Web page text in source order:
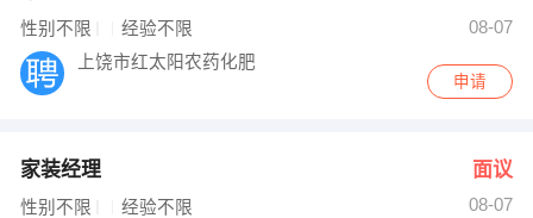
性别不限 经验不限
08-07
上饶市红太阳农药化肥
申请
家装经理 面议
性别不限 经验不限
08-07